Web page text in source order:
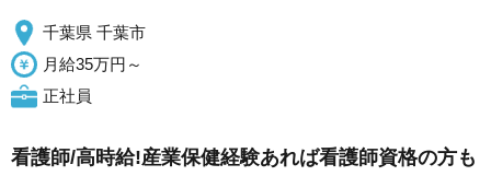
千葉県 千葉市
月給35万円～
正社員
看護師/高時給!産業保健経験あれば看護師資格の方も